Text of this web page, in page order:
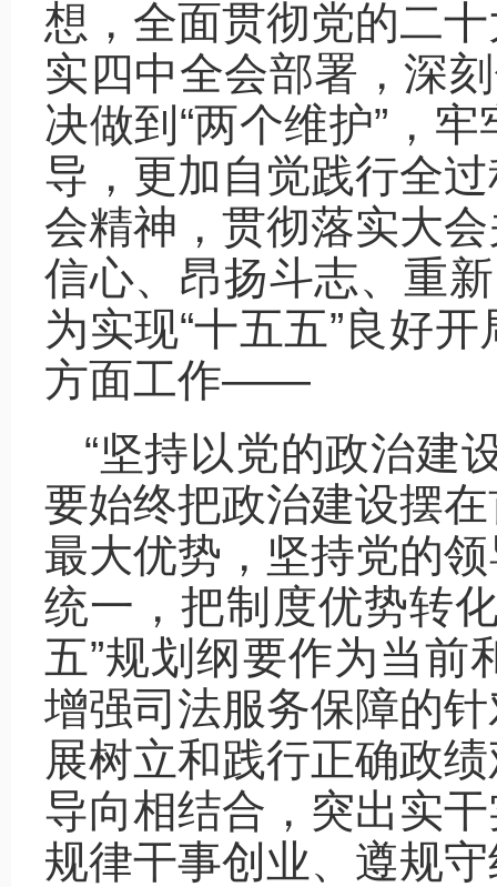
想，全面贯彻党的二
实四中全会部署，深
决做到“两个维护”，
导，更加自觉践行全
会精神，贯彻落实大
信心、昂扬斗志、重
为实现“十五五”良好
方面工作——
“坚持以党的政治建
要始终把政治建设摆
最大优势，坚持党的
统一，把制度优势转
五”规划纲要作为当前
增强司法服务保障的
展树立和践行正确政
导向相结合，突出实
规律干事创业、遵规